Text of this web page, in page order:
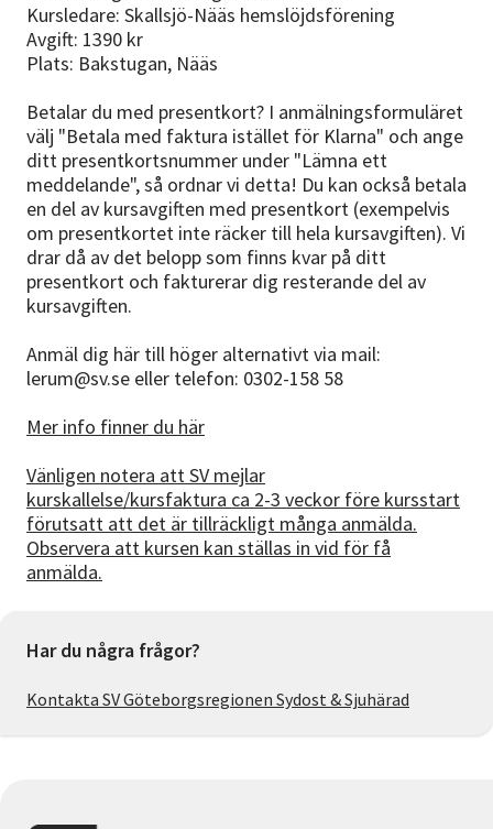
Kursledare: Skallsjö-Nääs hemslöjdsförening
Avgift: 1390 kr
Plats: Bakstugan, Nääs
Betalar du med presentkort? I anmälningsformuläret
välj "Betala med faktura istället för Klarna" och ange
ditt presentkortsnummer under "Lämna ett
meddelande", så ordnar vi detta! Du kan också betala
en del av kursavgiften med presentkort (exempelvis
om presentkortet inte räcker till hela kursavgiften). Vi
drar då av det belopp som finns kvar på ditt
presentkort och fakturerar dig resterande del av
kursavgiften.
Anmäl dig här till höger alternativt via mail:
lerum@sv.se eller telefon: 0302-158 58
Mer info finner du här
Vänligen notera att SV mejlar
kurskallelse/kursfaktura ca 2-3 veckor före kursstart
förutsatt att det är tillräckligt många anmälda.
Observera att kursen kan ställas in vid för få
anmälda.
Har du några frågor?
Kontakta SV Göteborgsregionen Sydost & Sjuhärad